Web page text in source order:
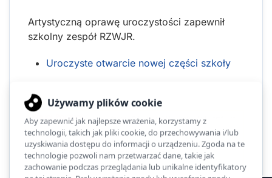
Artystyczną oprawę uroczystości zapewnił
szkolny zespół RZWJR.
Uroczyste otwarcie nowej części szkoły